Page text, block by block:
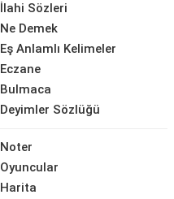
İlahi Sözleri
Ne Demek
Eş Anlamlı Kelimeler
Eczane
Bulmaca
Deyimler Sözlüğü
Noter
Oyuncular
Harita